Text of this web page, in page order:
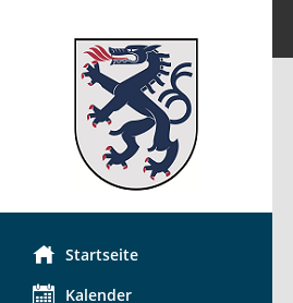
Startseite
Kalender